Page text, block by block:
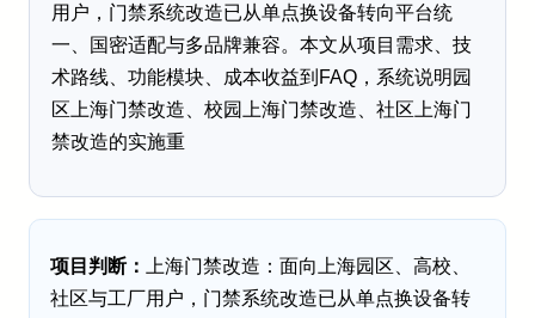
用户，门禁系统改造已从单点换设备转向平台统
一、国密适配与多品牌兼容。本文从项目需求、技
术路线、功能模块、成本收益到FAQ，系统说明园
区上海门禁改造、校园上海门禁改造、社区上海门
禁改造的实施重
项目判断：
上海门禁改造：面向上海园区、高校、
社区与工厂用户，门禁系统改造已从单点换设备转